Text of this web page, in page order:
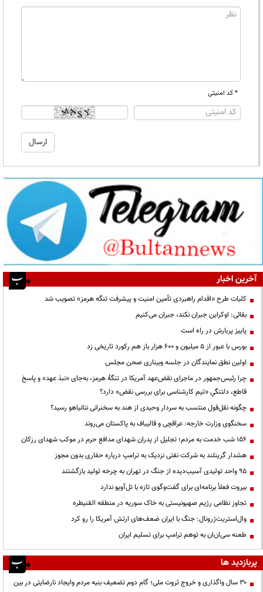
* کد امنیتی
آخرین اخبار
کلیات طرح «اقدام راهبردی تأمین امنیت و پیشرفت تنگه هرمز» تصویب شد
بقائی: اوکراین جبران نکند، جبران می‌کنیم
پاییز پربارش در راه است
بورس با عبور از ۵ میلیون و ۶۰۰ هزار باز هم رکورد تاریخی زد
اولین نطق نمایندگان در جلسه وبیناری صحن مجلس
چرا رئیس‌جمهور در ماجرای نقض‌عهد آمریکا در تنگهٔ هرمز، به‌جای «نبذ عهد» و پاسخ
قاطع، دلتنگیِ «تیم کارشناسی برای بررسی نقض» دارد؟
چگونه نقل‌قول منتسب به سردار وحیدی از هند به سخنرانی نتانیاهو رسید؟
سخنگوی وزارت خارجه: عراقچی و قالیباف به پاکستان می‌روند
۱۵۶ شب خدمت به مردم؛ تجلیل از پدران شهدای مدافع حرم در موکب شهدای رزکان
هشدار گرینلند به شرکت نفتی نزدیک به ترامپ درباره حفاری بدون مجوز
95 واحد تولیدی آسیب‌دیده از جنگ در تهران به چرخه تولید بازگشتند
بیروت فعلاً برنامه‌ای برای گفت‌وگوی تازه با تل‌آویو ندارد
تجاوز نظامی رژیم صهیونیستی به خاک سوریه در منطقه القنیطره
وال‌استریت‌ژرونال: جنگ با ایران ضعف‌های ارتش آمریکا را رو کرد
طعنه سی‌ان‌ان به توهم ترامپ برای تسلیم ایران
پربازدید ها
۳۰ سال واگذاری و خروج ثروت ملی؛ گام دوم تضعیف بنیه مردم وایجاد نارضایتی در بین